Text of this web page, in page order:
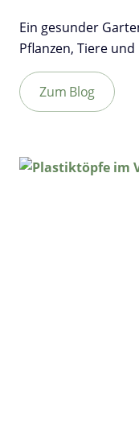
Ein gesunder
Pflanzen, Tiere
Zum Blog